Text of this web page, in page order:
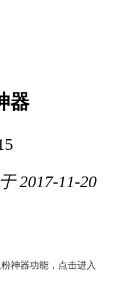
器
2017-11-20
神器功能，点击进入